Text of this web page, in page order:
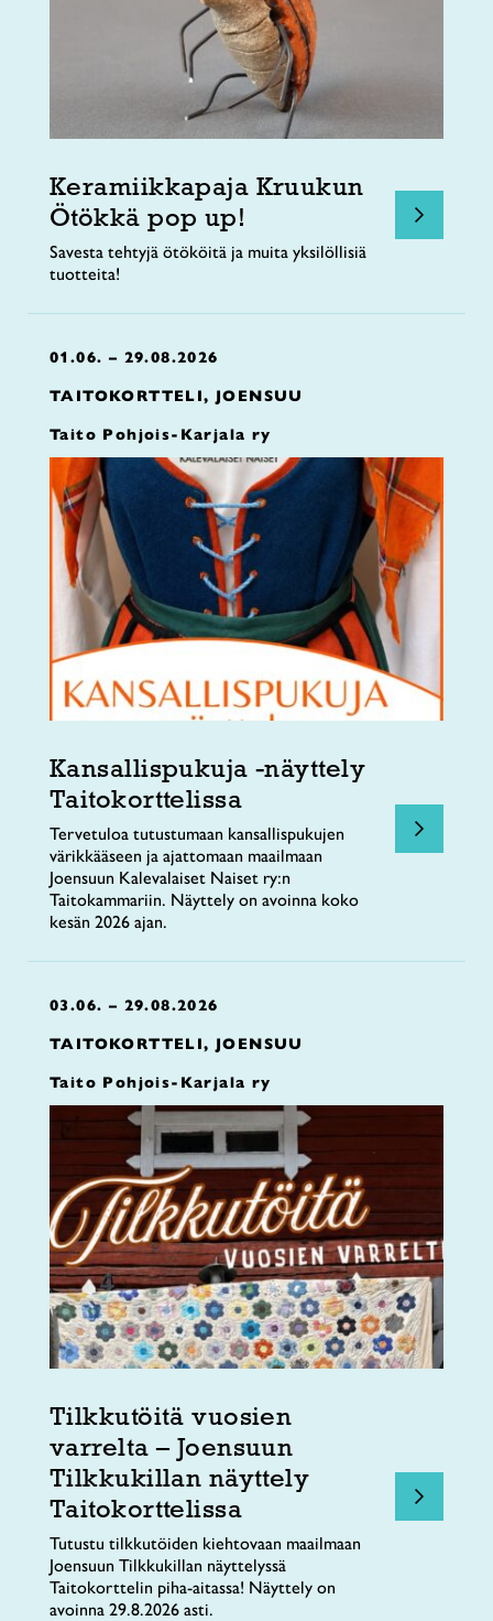
Keramiikkapaja Kruukun
Ötökkä pop up!
Savesta tehtyjä ötököitä ja muita yksilöllisiä
tuotteita!
01.06. – 29.08.2026
TAITOKORTTELI, JOENSUU
Taito Pohjois-Karjala ry
Kansallispukuja -näyttely
Taitokorttelissa
Tervetuloa tutustumaan kansallispukujen
värikkääseen ja ajattomaan maailmaan
Joensuun Kalevalaiset Naiset ry:n
Taitokammariin. Näyttely on avoinna koko
kesän 2026 ajan.
03.06. – 29.08.2026
TAITOKORTTELI, JOENSUU
Taito Pohjois-Karjala ry
Tilkkutöitä vuosien
varrelta – Joensuun
Tilkkukillan näyttely
Taitokorttelissa
Tutustu tilkkutöiden kiehtovaan maailmaan
Joensuun Tilkkukillan näyttelyssä
Taitokorttelin piha-aitassa! Näyttely on
avoinna 29.8.2026 asti.